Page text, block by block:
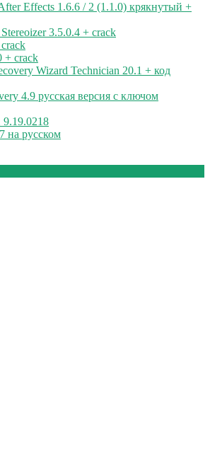
Effects 1.6.6 / 2 (1.1.0) крякнутый +
3.5.0.4 + crack
+ crack
Wizard Technician 20.1 + код
4.9 русская версия с ключом
на русском